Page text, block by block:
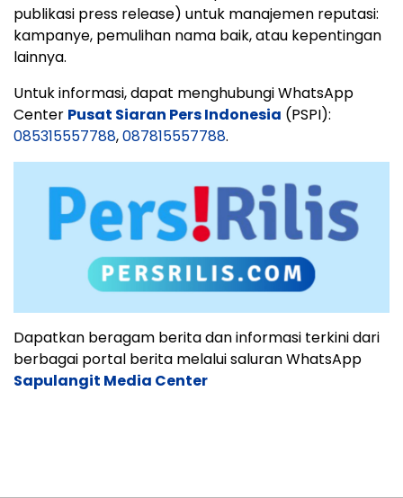
publikasi press release) untuk manajemen reputasi:
kampanye, pemulihan nama baik, atau kepentingan
lainnya.
Untuk informasi, dapat menghubungi WhatsApp
Center Pusat Siaran Pers Indonesia (PSPI):
085315557788,087815557788.
Dapatkan beragam berita dan informasi terkini dari
berbagai portal berita melalui saluran WhatsApp
Sapulangit Media Center